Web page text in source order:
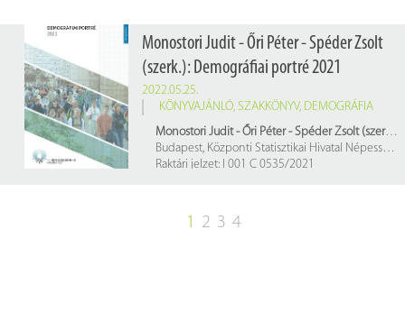
Monostori Judit - Őri Péter - Spéder Zsolt
(szerk.): Demográfiai portré 2021
2022.05.25.
KÖNYVAJÁNLÓ, SZAKKÖNYV, DEMOGRÁFIA
Monostori Judit - Őri Péter - Spéder Zsolt (szerk.): Demográfiai portré 2021
Budapest, Központi Statisztikai Hivatal Népességtudományi Kutatóintézet, 2021. 280 p.
Raktári jelzet: I 001 C 0535/2021
1 2 3 4